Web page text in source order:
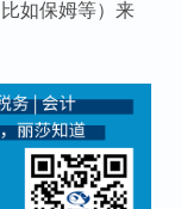
如保姆等）来